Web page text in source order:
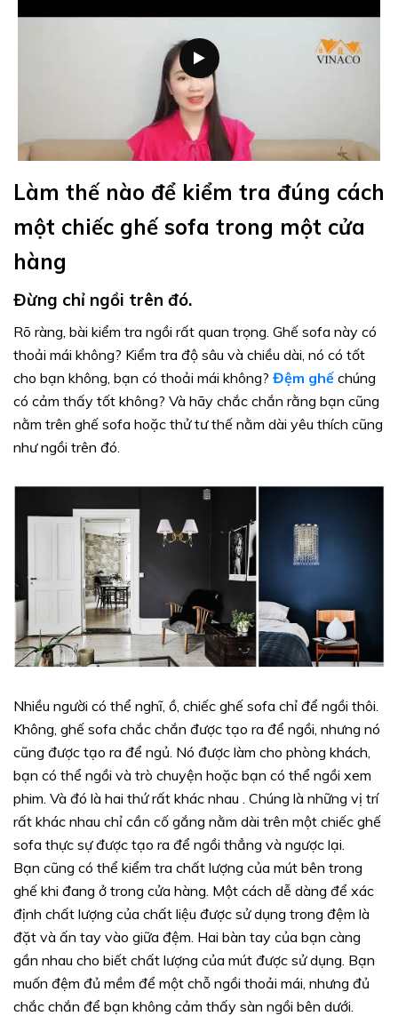
Làm thế nào để kiểm tra đúng cách
một chiếc ghế sofa trong một cửa
hàng
Đừng chỉ ngồi trên đó.
Rõ ràng, bài kiểm tra ngồi rất quan trọng. Ghế sofa này có
thoải mái không? Kiểm tra độ sâu và chiều dài, nó có tốt
cho bạn không, bạn có thoải mái không? Đệm ghế chúng
có cảm thấy tốt không? Và hãy chắc chắn rằng bạn cũng
nằm trên ghế sofa hoặc thử tư thế nằm dài yêu thích cũng
như ngồi trên đó.
Nhiều người có thể nghĩ, ồ, chiếc ghế sofa chỉ để ngồi thôi.
Không, ghế sofa chắc chắn được tạo ra để ngồi, nhưng nó
cũng được tạo ra để ngủ. Nó được làm cho phòng khách,
bạn có thể ngồi và trò chuyện hoặc bạn có thể ngồi xem
phim. Và đó là hai thứ rất khác nhau . Chúng là những vị trí
rất khác nhau chỉ cần cố gắng nằm dài trên một chiếc ghế
sofa thực sự được tạo ra để ngồi thẳng và ngược lại.
Bạn cũng có thể kiểm tra chất lượng của mút bên trong
ghế khi đang ở trong cửa hàng. Một cách dễ dàng để xác
định chất lượng của chất liệu được sử dụng trong đệm là
đặt và ấn tay vào giữa đệm. Hai bàn tay của bạn càng
gần nhau cho biết chất lượng của mút được sử dụng. Bạn
muốn đệm đủ mềm để một chỗ ngồi thoải mái, nhưng đủ
chắc chắn để bạn không cảm thấy sàn ngồi bên dưới.